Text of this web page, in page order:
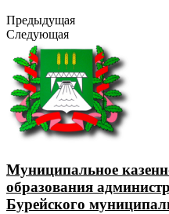
Предыдущая
Следующая
Муниципальное
образования
Бурейского